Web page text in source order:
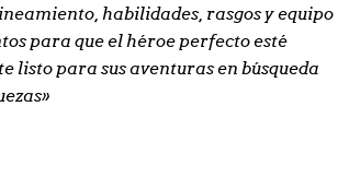
habilidades, rasgos y equipo
para que el héroe perfecto esté
listo para sus aventuras en búsqueda